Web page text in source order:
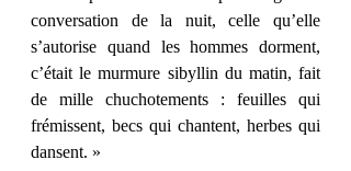
conversation de la nuit, celle qu’elle
s’autorise quand les hommes dorment,
c’était le murmure sibyllin du matin, fait
de mille chuchotements : feuilles qui
frémissent, becs qui chantent, herbes qui
dansent. »